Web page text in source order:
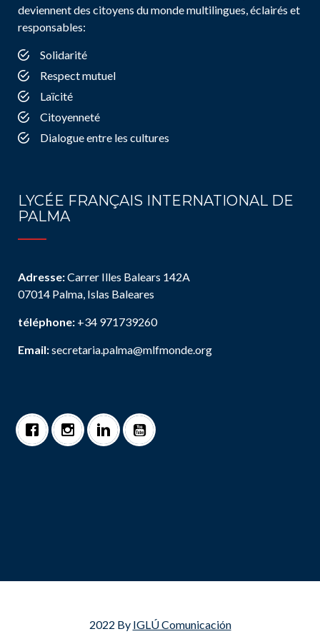
deviennent des citoyens du monde multilingues, éclairés et
responsables:
Solidarité
Respect mutuel
Laïcité
Citoyenneté
Dialogue entre les cultures
LYCÉE FRANÇAIS INTERNATIONAL DE
PALMA
Adresse:Carrer Illes Balears 142A
07014 Palma, Islas Baleares
téléphone: +34 971739260
Email:secretaria.palma@mlfmonde.org
2022 By IGLÚ Comunicación